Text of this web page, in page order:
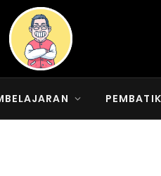
PEMBATIK